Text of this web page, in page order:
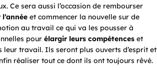
Ce sera aussi l’occasion de rembourser
et commencer la nouvelle sur de
au travail ce qui va les pousser à
pour élargir leurs compétences et
leur travail. Ils seront plus ouverts d’esprit et
réaliser tout ce dont ils ont toujours rêvé.